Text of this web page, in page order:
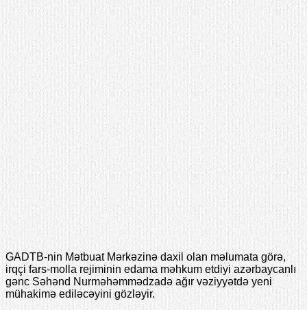
GADTB-nin Mətbuat Mərkəzinə daxil olan məlumata görə,
irqçi fars-molla rejiminin edama məhkum etdiyi azərbaycanlı
gənc Səhənd Nurməhəmmədzadə ağır vəziyyətdə yeni
mühakimə ediləcəyini gözləyir.